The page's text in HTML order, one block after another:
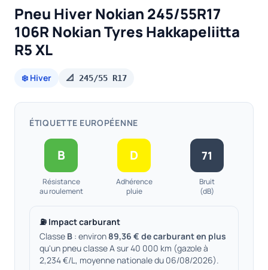
Pneu Hiver Nokian 245/55R17
106R Nokian Tyres Hakkapeliitta
R5 XL
❄️ Hiver 📐 245/55 R17
ÉTIQUETTE EUROPÉENNE
B
Résistance
au roulement
D
Adhérence
pluie
71
Bruit
(dB)
⛽ Impact carburant
Classe B : environ 89,36 € de carburant en plus
qu'un pneu classe A sur 40 000 km (gazole à
2,234 €/L, moyenne nationale du 06/08/2026).